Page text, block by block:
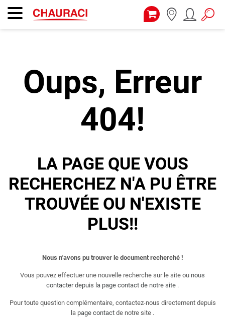
Oups, Erreur
404!
LA PAGE QUE VOUS
RECHERCHEZ N'A PU ÊTRE
TROUVÉE OU N'EXISTE
PLUS!!
Nous n'avons pu trouver le document recherché !
Vous pouvez effectuer une nouvelle recherche sur le site ou nous
contacter depuis la page contact de notre site .
Pour toute question complémentaire, contactez-nous directement depuis
la page contact de notre site .